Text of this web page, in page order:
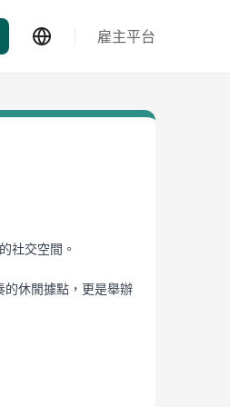
雇主平台
社交空間。
休閒據點，更是舉辦